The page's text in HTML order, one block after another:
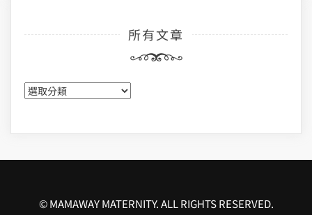
所有文章
所
有
章
© MAMAWAY MATERNITY. ALL RIGHTS RESERVED.